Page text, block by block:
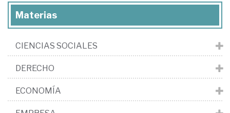
Materias
CIENCIAS SOCIALES
DERECHO
ECONOMÍA